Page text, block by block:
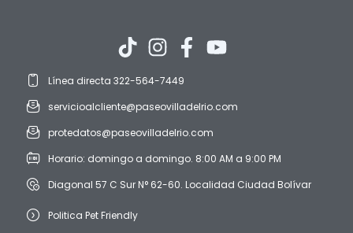
Línea directa 322-564-7449
servicioalcliente@paseovilladelrio.com
protedatos@paseovilladelrio.com
Horario: domingo a domingo. 8:00 AM a 9:00 PM
Diagonal 57 C Sur N° 62-60. Localidad Ciudad Bolívar
Politica Pet Friendly